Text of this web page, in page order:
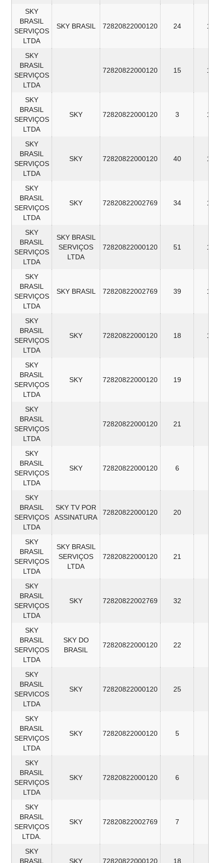
SKY
BRASIL
SERVIÇOS
LTDA
SKY BRASIL 72820822000120 24 16
SKY
BRASIL
SERVIÇOS
LTDA
72820822000120 15 16
SKY
BRASIL
SERVIÇOS
LTDA
SKY 72820822000120 3 14
SKY
BRASIL
SERVIÇOS
LTDA
SKY 72820822000120 40 12
SKY
BRASIL
SERVIÇOS
LTDA
SKY 72820822002769 34 12
SKY
BRASIL
SERVIÇOS
LTDA
SKY BRASIL
SERVIÇOS
LTDA
72820822000120 51 12
SKY
BRASIL
SERVIÇOS
LTDA
SKY BRASIL 72820822002769 39 12
SKY
BRASIL
SERVIÇOS
LTDA
SKY 72820822000120 18 11
SKY
BRASIL
SERVIÇOS
LTDA
SKY 72820822000120 19
SKY
BRASIL
SERVIÇOS
LTDA
72820822000120 21
SKY
BRASIL
SERVIÇOS
LTDA
SKY 72820822000120 6
SKY
BRASIL
SERVIÇOS
LTDA
SKY TV POR
ASSINATURA
72820822000120 20
SKY
BRASIL
SERVIÇOS
LTDA
SKY BRASIL
SERVIÇOS
LTDA
72820822000120 21
SKY
BRASIL
SERVIÇOS
LTDA
SKY 72820822002769 32
SKY
BRASIL
SERVIÇOS
LTDA
SKY DO
BRASIL
72820822000120 22
SKY
BRASIL
SERVICOS
LTDA
SKY 72820822000120 25
SKY
BRASIL
SERVIÇOS
LTDA
SKY 72820822000120 5
SKY
BRASIL
SERVIÇOS
LTDA
SKY 72820822000120 6
SKY
BRASIL
SERVIÇOS
LTDA.
SKY 72820822002769 7
SKY
BRASIL
SKY 72820822000120 18